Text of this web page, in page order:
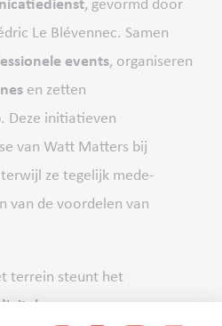
, gevormd door
Le Blévennec. Samen
events, organiseren
en zetten
Deze initiatieven
van Watt Matters bij
ze tegelijk mede-
van de voordelen van
terrein steunt het